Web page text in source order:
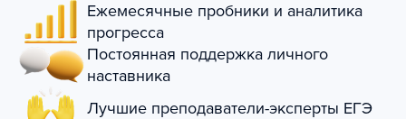
Ежемесячные пробники и аналитика
прогресса
Постоянная поддержка личного
наставника
Лучшие преподаватели-эксперты ЕГЭ